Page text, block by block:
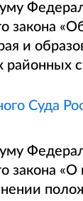
закона
и
Суда
закона